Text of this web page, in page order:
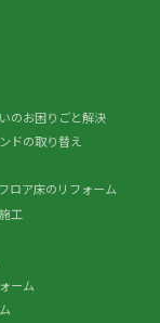
のお困りごと解決
ドの取り替え
ロア床のリフォーム
工
ーム